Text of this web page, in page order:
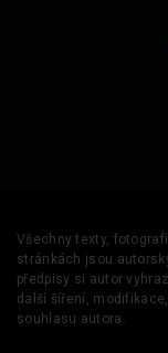
Všechny texty,
stránkách jsou
předpisy si autor
další šíření,
souhlasu autora.